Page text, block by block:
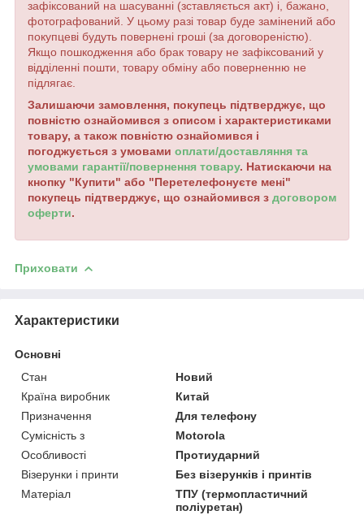
зафіксований на шасуванні (зставляється акт) і, бажано,
фотографований. У цьому разі товар буде замінений або
покупцеві будуть повернені гроші (за договореністю).
Якщо пошкодження або брак товару не зафіксований у
відділенні пошти, товару обміну або поверненню не
підлягає.
Залишаючи замовлення, покупець підтверджує, що
повністю ознайомився з описом і характеристиками
товару, а також повністю ознайомився і
погоджується з умовами оплати/доставляння та
умовами гарантії/повернення товару. Натискаючи на
кнопку "Купити" або "Перетелефонуєте мені"
покупець підтверджує, що ознайомився з договором
оферти.
Приховати
Характеристики
Основні
Стан
Новий
Країна виробник
Китай
Призначення
Для телефону
Сумісність з
Motorola
Особливості
Протиударний
Візерунки і принти
Без візерунків і принтів
Матеріал
ТПУ (термопластичний
поліуретан)